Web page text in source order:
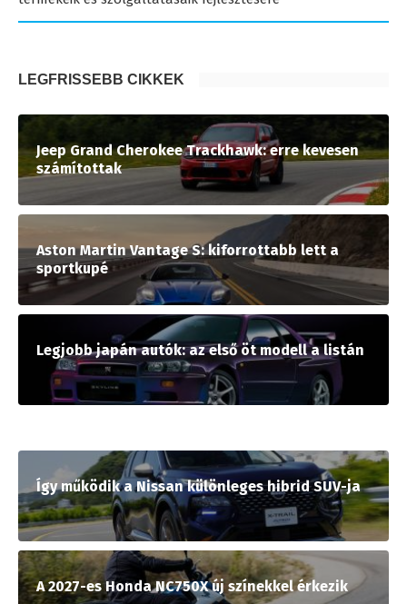
LEGFRISSEBB CIKKEK
Jeep Grand Cherokee Trackhawk: erre kevesen
számítottak
Aston Martin Vantage S: kiforrottabb lett a
sportkupé
Legjobb japán autók: az első öt modell a listán
Így működik a Nissan különleges hibrid SUV-ja
A 2027-es Honda NC750X új színekkel érkezik